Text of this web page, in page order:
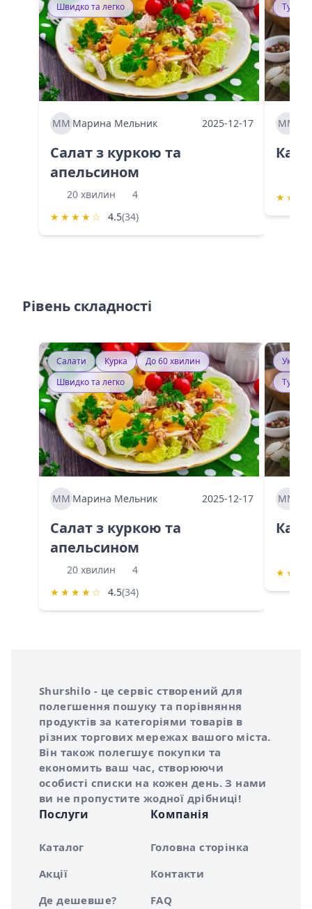
Швидко та легко
ММ Марина Мельник 2025-12-17
Салат з куркою та
апельсином
20 хвилин
4
★ ★ ★ ★ ☆ 4.5(34)
ММ
★ ★
Рівень складності
Салати Курка
До 60 хвилин
Швидко та легко
ММ Марина Мельник 2025-12-17
Салат з куркою та
апельсином
20 хвилин
4
★ ★ ★ ★ ☆ 4.5(34)
ММ
★ ★
Про сервіс Shurshilo
Shurshilo - це сервіс створений для
полегшення пошуку та порівняння
продуктів за категоріями товарів в
різних торгових мережах вашого міста.
Він також полегшує покупки та
економить ваш час, створюючи
особисті списки на кожен день. З нами
ви не пропустите жодної дрібниці!
Послуги
Каталог
Акції
Де дешевше?
Компанія
Головна сторінка
Контакти
FAQ